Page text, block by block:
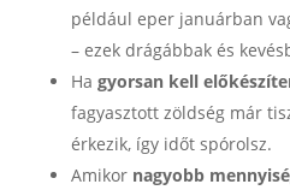
például eper januárban
– ezek drágábbak és
Ha gyorsan kell
fagyasztott zöldség már
érkezik, így időt spórolsz.
Amikor nagyobb